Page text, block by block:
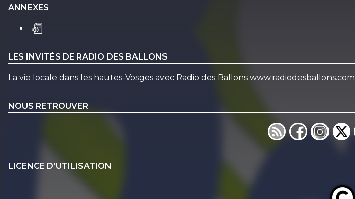
ANNEXES
LES INVITÉS DE RADIO DES BALLONS
La vie locale dans les hautes-Vosges avec Radio des Ballons www.radiodesballons.com
NOUS RETROUVER
LICENCE D'UTILISATION